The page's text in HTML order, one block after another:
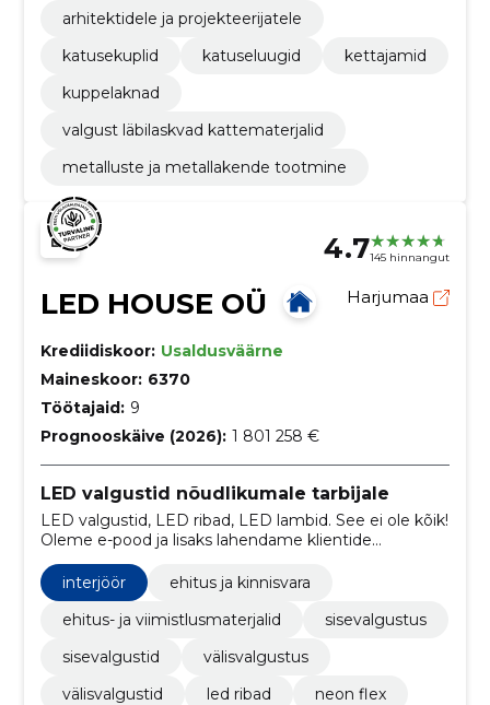
arhitektidele ja projekteerijatele
katusekuplid
katuseluugid
kettajamid
kuppelaknad
valgust läbilaskvad kattematerjalid
metalluste ja metallakende tootmine
4.7145 hinnangut
LED HOUSE OÜ Harjumaa
Krediidiskoor: Usaldusväärne
Maineskoor: 6370
Töötajaid: 9
Prognooskäive (2026): 1 801 258 €
LED valgustid nõudlikumale tarbijale
LED valgustid, LED ribad, LED lambid. See ei ole kõik!
Oleme e-pood ja lisaks lahendame klientide
erivajadusi, tootes erinevaid lahendusi.
interjöör
ehitus ja kinnisvara
ehitus- ja viimistlusmaterjalid
sisevalgustus
sisevalgustid
välisvalgustus
välisvalgustid
led ribad
neon flex